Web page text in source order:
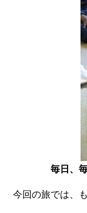
毎日、
今回の旅では、